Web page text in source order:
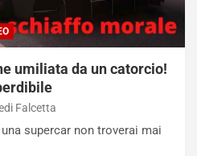
umiliata da un catorcio!
Falcetta
supercar non troverai mai